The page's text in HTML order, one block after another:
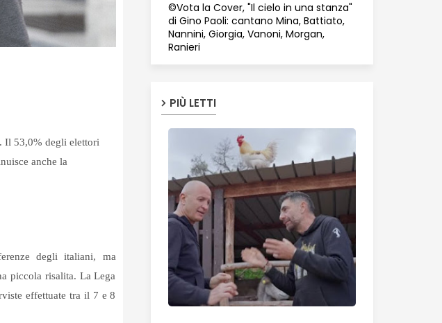
Il 53,0% degli elettori
anche la
degli italiani, ma
piccola risalita. La Lega
effettuate tra il 7 e 8
©Vota la Cover, "Il cielo in una stanza"
di Gino Paoli: cantano Mina, Battiato,
Nannini, Giorgia, Vanoni, Morgan,
Ranieri
PIÙ LETTI